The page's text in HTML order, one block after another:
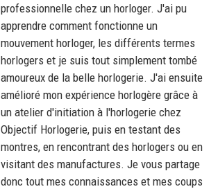
professionnelle chez un horloger. J'ai pu
apprendre comment fonctionne un
mouvement horloger, les différents termes
horlogers et je suis tout simplement tombé
amoureux de la belle horlogerie. J'ai ensuite
amélioré mon expérience horlogère grâce à
un atelier d'initiation à l'horlogerie chez
Objectif Horlogerie, puis en testant des
montres, en rencontrant des horlogers ou en
visitant des manufactures. Je vous partage
donc tout mes connaissances et mes coups